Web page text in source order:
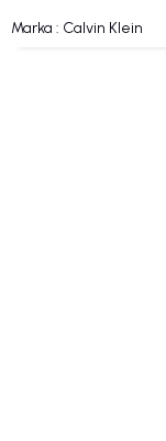
Marka : Calvin Klein